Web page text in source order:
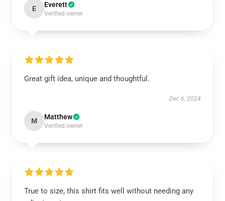
E Everett
Verified owner
Great gift idea, unique and thoughtful.
Dec 6, 2024
M Matthew
Verified owner
True to size, this shirt fits well without needing any